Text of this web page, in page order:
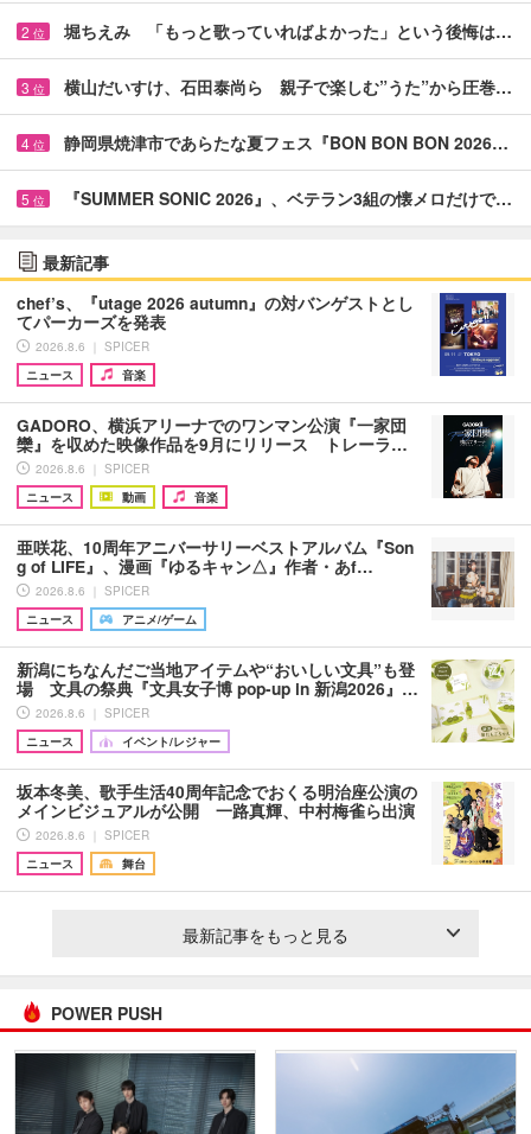
2 位 堀ちえみ 「もっと歌っていればよかった」という後悔は…
3 位 横山だいすけ、石田泰尚ら 親子で楽しむ”うた”から圧巻…
4 位 静岡県焼津市であらたな夏フェス『BON BON BON 2026…
5 位 『SUMMER SONIC 2026』、ベテラン3組の懐メロだけで…
最新記事
chef’s、『utage 2026 autumn』の対バンゲストとし
てパーカーズを発表
2026.8.6 ｜ SPICER
ニュース
音楽
GADORO、横浜アリーナでのワンマン公演『一家団
欒』を収めた映像作品を9月にリリース トレーラ…
2026.8.6 ｜ SPICER
ニュース
動画 音楽
亜咲花、10周年アニバーサリーベストアルバム『Son
g of LIFE』、漫画『ゆるキャン△』作者・あf…
2026.8.6 ｜ SPICER
ニュース
アニメ/ゲーム
新潟にちなんだご当地アイテムや“おいしい文具”も登
場 文具の祭典『文具女子博 pop-up in 新潟2026』…
2026.8.6 ｜ SPICER
ニュース
イベント/レジャー
坂本冬美、歌手生活40周年記念でおくる明治座公演の
メインビジュアルが公開 一路真輝、中村梅雀ら出演
2026.8.6 ｜ SPICER
ニュース
舞台
最新記事をもっと見る
POWER PUSH